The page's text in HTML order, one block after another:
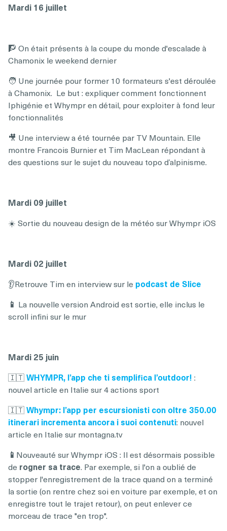
Mardi 16 juillet
🧗 On était présents à la coupe du monde d'escalade à
Chamonix le weekend dernier
🧑 Une journée pour former 10 formateurs s'est déroulée
à Chamonix. Le but : expliquer comment fonctionnent
Iphigénie et Whympr en détail, pour exploiter à fond leur
fonctionnalités
🎥 Une interview a été tournée par TV Mountain. Elle
montre Francois Burnier et Tim MacLean répondant à
des questions sur le sujet du nouveau topo d’alpinisme.
Mardi 09 juillet
☀️ Sortie du nouveau design de la météo sur Whympr iOS
Mardi 02 juillet
👂Retrouve Tim en interview sur le podcast de Slice
📱 La nouvelle version Android est sortie, elle inclus le
scroll infini sur le mur
Mardi 25 juin
🇮🇹WHYMPR, l’app che ti semplifica l’outdoor! :
nouvel article en Italie sur 4 actions sport
🇮🇹Whympr: l’app per escursionisti con oltre 350.00
itinerari incrementa ancora i suoi contenuti: nouvel
article en Italie sur montagna.tv
📱 Nouveauté sur Whympr iOS : Il est désormais possible
de rogner sa trace. Par exemple, si l'on a oublié de
stopper l'enregistrement de la trace quand on a terminé
la sortie (on rentre chez soi en voiture par exemple, et on
enregistre tout le trajet retour), on peut enlever ce
morceau de trace "en trop".